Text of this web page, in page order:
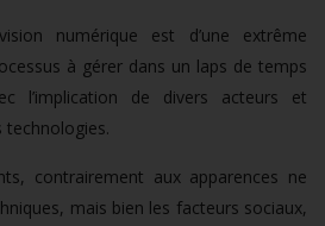
numérique est d’une extrême
à gérer dans un laps de temps
l’implication de divers acteurs et
technologies.
contrairement aux apparences ne
mais bien les facteurs sociaux,